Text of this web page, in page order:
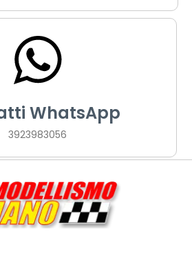
WhatsApp
3923983056